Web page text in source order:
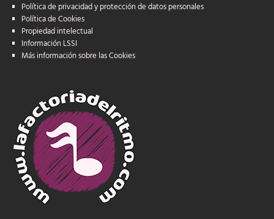
Política de privacidad y protección de datos personales
Política de Cookies
Propiedad intelectual
Información LSSI
Más información sobre las Cookies